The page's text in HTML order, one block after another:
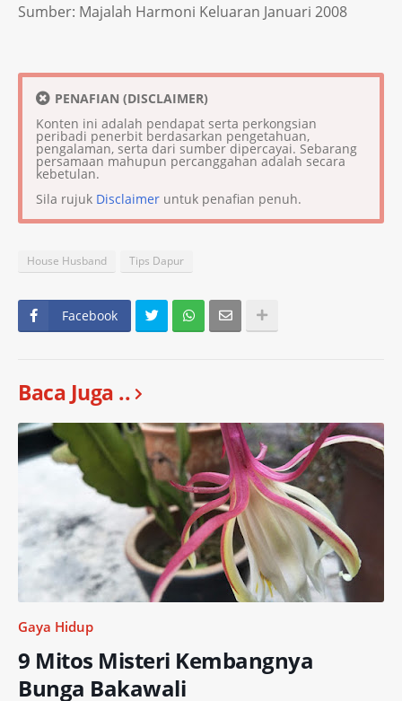
Sumber: Majalah Harmoni Keluaran Januari 2008
PENAFIAN (DISCLAIMER)
Konten ini adalah pendapat serta perkongsian
peribadi penerbit berdasarkan pengetahuan,
pengalaman, serta dari sumber dipercayai. Sebarang
persamaan mahupun percanggahan adalah secara
kebetulan.
Sila rujuk Disclaimer untuk penafian penuh.
House Husband Tips Dapur
Facebook
Baca Juga ..
Gaya Hidup
9 Mitos Misteri Kembangnya
Bunga Bakawali